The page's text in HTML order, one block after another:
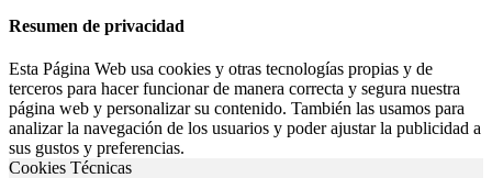
Resumen de privacidad
Esta Página Web usa cookies y otras tecnologías propias y de
terceros para hacer funcionar de manera correcta y segura nuestra
página web y personalizar su contenido. También las usamos para
analizar la navegación de los usuarios y poder ajustar la publicidad a
sus gustos y preferencias.
Cookies Técnicas